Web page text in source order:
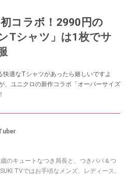
コラボ！2990円の
Tシャツ」は1枚でサ
適なTシャツがあったら嬉しいですよ
、ユニクロの新作コラボ「オーバーサイズ
TVではお手頃なメンズ、レディース、